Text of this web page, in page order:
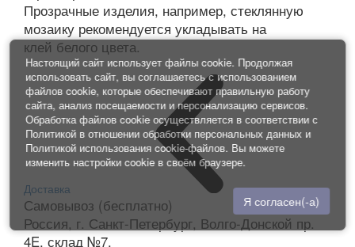
Прозрачные изделия, например, стеклянную
мозаику рекомендуется укладывать на
клей белого цвета.
Доставка
Самовывоз (бесплатно)
Россия, г. Санкт-Петербург, Волго-Донской пр.
4E, склад №7.
Настоящий сайт использует файлы cookie. Продолжая
использовать сайт, вы соглашаетесь с использованием
файлов cookie, которые обеспечивают правильную работу
сайта, анализ посещаемости и персонализацию сервисов.
Обработка файлов cookie осуществляется в соответствии с
Политикой в отношении обработки персональных данных и
Политикой использования cookie-файлов. Вы можете
изменить настройки cookie в своём браузере.
Я согласен(-а)